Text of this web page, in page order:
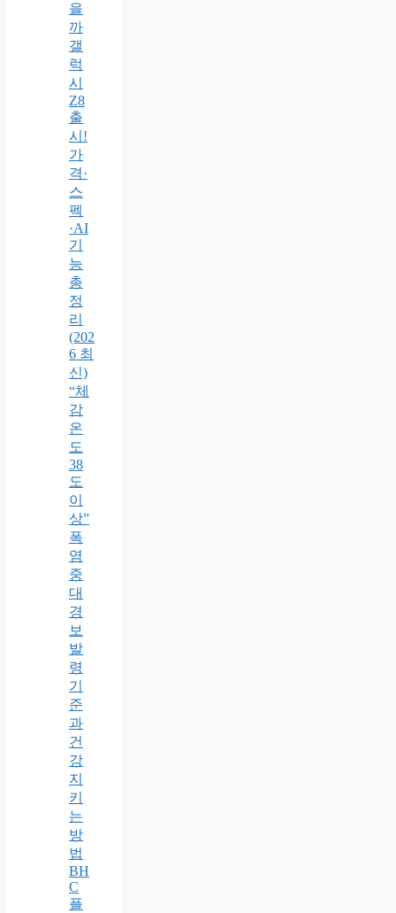
을
까
갤
럭
시
Z8
출
시!
가
격·
스
펙
·AI
기
능
총
정
리
(202
6 최
신)
“체
감
온
도
38
도
이
상”
폭
염
중
대
경
보
발
령
기
준
과
건
강
지
키
는
방
법
BH
C
플